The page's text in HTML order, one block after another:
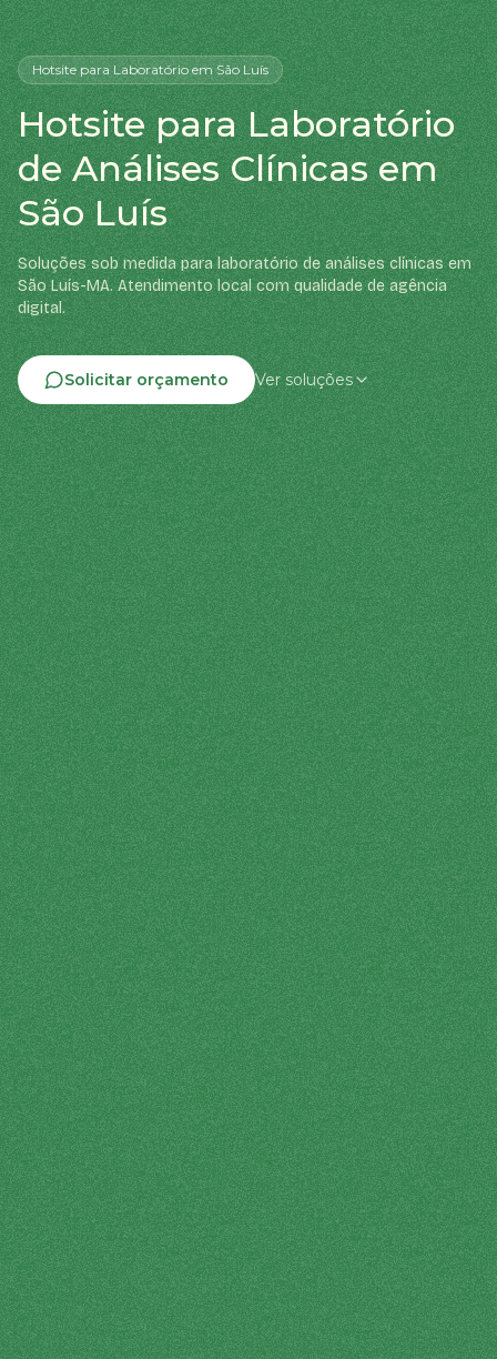
Hotsitepara Laboratórioem São Luís
Hotsite para Laboratório
de Análises Clínicas em
São Luís
Soluções sob medida para laboratório de análises clínicas em
São Luís-MA. Atendimento local com qualidade de agência
digital.
Solicitar orçamento Ver soluções